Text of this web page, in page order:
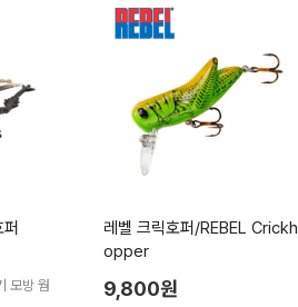
모방 웜
레벨 크릭호퍼/REBEL Crickh
opper
9,800원